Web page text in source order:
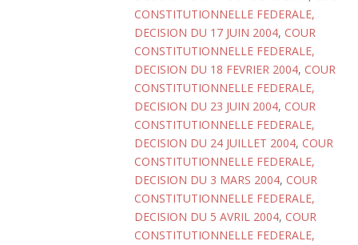
CONSTITUTIONNELLE FEDERALE,
DECISION DU 17 JUIN 2004, COUR
CONSTITUTIONNELLE FEDERALE,
DECISION DU 18 FEVRIER 2004, COUR
CONSTITUTIONNELLE FEDERALE,
DECISION DU 23 JUIN 2004, COUR
CONSTITUTIONNELLE FEDERALE,
DECISION DU 24 JUILLET 2004, COUR
CONSTITUTIONNELLE FEDERALE,
DECISION DU 3 MARS 2004, COUR
CONSTITUTIONNELLE FEDERALE,
DECISION DU 5 AVRIL 2004, COUR
CONSTITUTIONNELLE FEDERALE,